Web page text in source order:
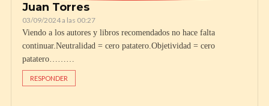
Juan Torres
03/09/2024 a las 00:27
Viendo a los autores y libros recomendados no hace falta
continuar.Neutralidad = cero patatero.Objetividad = cero
patatero………
RESPONDER